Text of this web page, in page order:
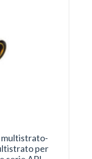
multistrato-
per